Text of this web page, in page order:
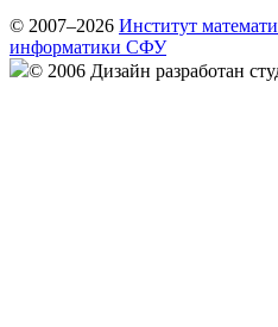
© 2007–2026 Институт
информатики СФУ
© 2006 Дизайн разработан